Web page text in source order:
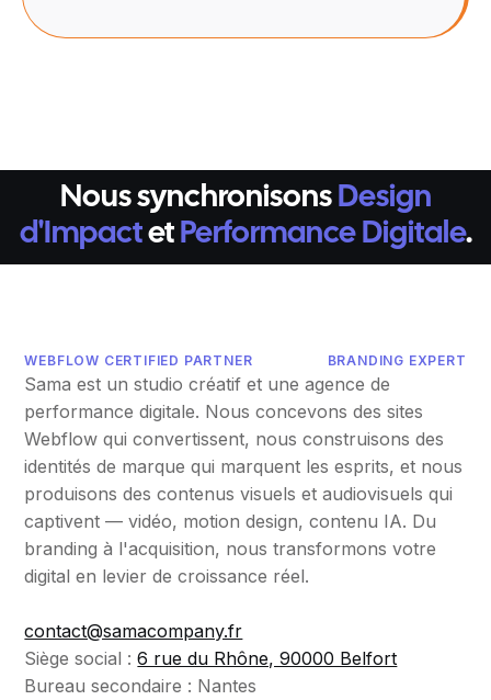
Nous synchronisons Design
d'Impactet Performance Digitale.
WEBFLOW CERTIFIED PARTNER BRANDING EXPERT
Sama est un studio créatif et une agence de
performance digitale. Nous concevons des sites
Webflow qui convertissent, nous construisons des
identités de marque qui marquent les esprits, et nous
produisons des contenus visuels et audiovisuels qui
captivent — vidéo, motion design, contenu IA. Du
branding à l'acquisition, nous transformons votre
digital en levier de croissance réel.
contact@samacompany.fr
Siège social :6 rue du Rhône, 90000 Belfort
Bureau secondaire : Nantes